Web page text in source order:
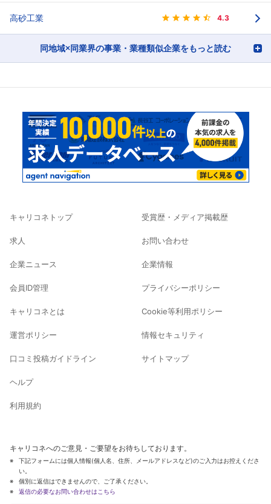
高砂工業 4.3
同地域×同業界の事業・業種類似企業をもっと読む
キャリコネトップ
求人
企業ニュース
会員ID管理
キャリコネとは
運営ポリシー
口コミ投稿ガイドライン
ヘルプ
利用規約
受賞歴・メディア掲載歴
お問い合わせ
企業情報
プライバシーポリシー
Cookie等利用ポリシー
情報セキュリティ
サイトマップ
キャリコネへのご意見・ご要望をお待ちしております。
下記フォームには個人情報(個人名、住所、メールアドレスなど)のご入力はお控えくださ
い。
個別に返信はできませんので、ご了承ください。
返信の必要なお問い合わせはこちら